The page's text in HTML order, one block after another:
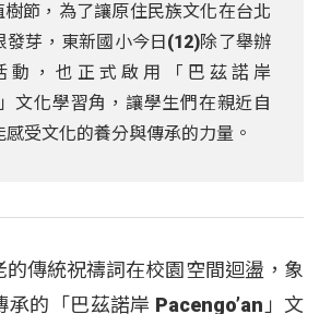
節，為了讓原住民族文化在台北
發芽，東新國小今日(12)除了舉辦
動，也正式啟用「巴茲諾岸
文化學習角，讓學生們在親近自
受文化的養分與傳承的力量。
的傳統祝禱詞在校園空間迴盪，象
承的「巴茲諾岸 Pacengo’an」文